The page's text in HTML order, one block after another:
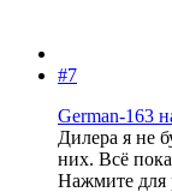
#7
German-163
Дилера я не
них. Всё
Нажмите для